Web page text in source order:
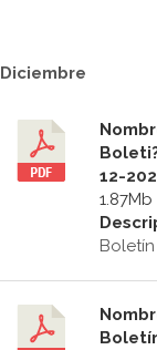
Diciembre
12-
1.87Mb